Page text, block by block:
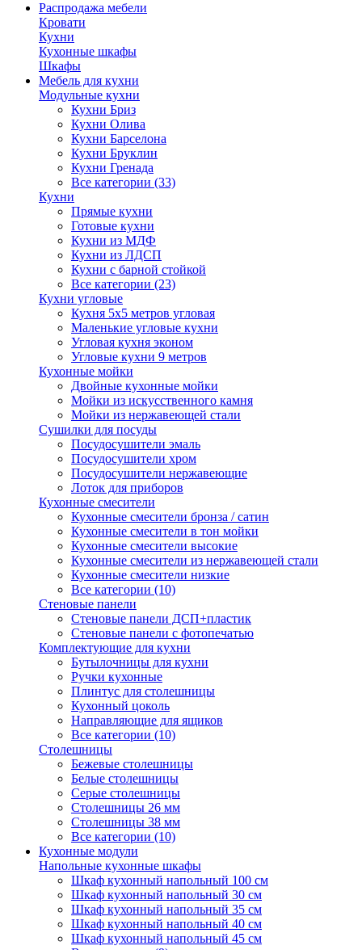
Распродажа мебели
Кровати
Кухни
Кухонные шкафы
Шкафы
Мебель для кухни
Модульные кухни
Кухни Бриз
Кухни Олива
Кухни Барселона
Кухни Бруклин
Кухни Гренада
Все категории (33)
Кухни
Прямые кухни
Готовые кухни
Кухни из МДФ
Кухни из ЛДСП
Кухни с барной стойкой
Все категории (23)
Кухни угловые
Кухня 5х5 метров угловая
Маленькие угловые кухни
Угловая кухня эконом
Угловые кухни 9 метров
Кухонные мойки
Двойные кухонные мойки
Мойки из искусственного камня
Мойки из нержавеющей стали
Сушилки для посуды
Посудосушители эмаль
Посудосушители хром
Посудосушители нержавеющие
Лоток для приборов
Кухонные смесители
Кухонные смесители бронза / сатин
Кухонные смесители в тон мойки
Кухонные смесители высокие
Кухонные смесители из нержавеющей стали
Кухонные смесители низкие
Все категории (10)
Стеновые панели
Стеновые панели ДСП+пластик
Стеновые панели с фотопечатью
Комплектующие для кухни
Бутылочницы для кухни
Ручки кухонные
Плинтус для столешницы
Кухонный цоколь
Направляющие для ящиков
Все категории (10)
Столешницы
Бежевые столешницы
Белые столешницы
Серые столешницы
Столешницы 26 мм
Столешницы 38 мм
Все категории (10)
Кухонные модули
Напольные кухонные шкафы
Шкаф кухонный напольный 100 см
Шкаф кухонный напольный 30 см
Шкаф кухонный напольный 35 см
Шкаф кухонный напольный 40 см
Шкаф кухонный напольный 45 см